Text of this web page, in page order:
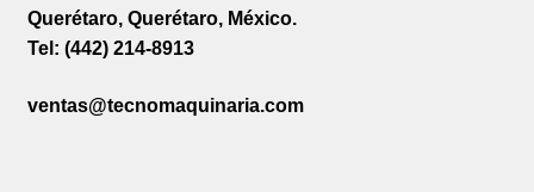
Querétaro, Querétaro, México.
Tel: (442) 214-8913
ventas@tecnomaquinaria.com